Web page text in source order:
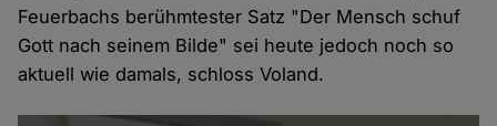
Feuerbachs berühmtester Satz "Der Mensch schuf
Gott nach seinem Bilde" sei heute jedoch noch so
aktuell wie damals, schloss Voland.